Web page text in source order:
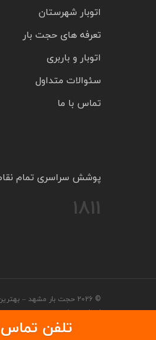
اتوبار شهرستان
تعرفه های حجت بار
اتوبار و باربری
سئوالات متداول
تماس با ما
پوشش سراسری تمام
1811
© 2026 حجت بار مشهد –
اتوبار در مشهد.
لینک 2
تلفن تماس 1811